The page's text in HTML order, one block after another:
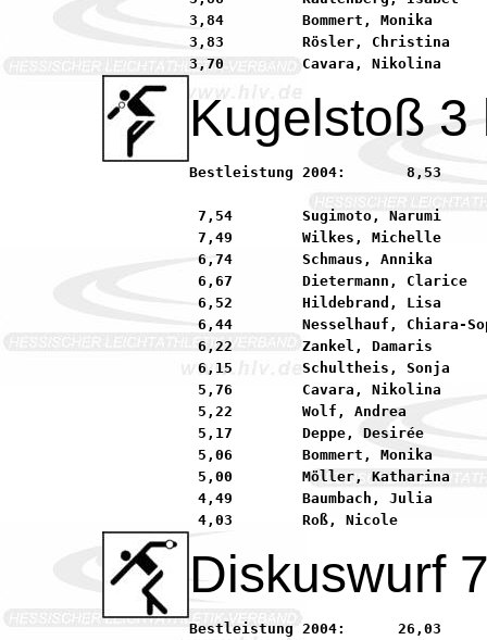
3,84         Bommert, Monika
3,83         Rösler, Christina
Kugelstoß 3
Bestleistung 2004:	 8,53        Harder, Mareike         92 LG Neu-Isenburg/Heusen
7,54        Sugimoto, Narumi
7,49        Wilkes, Michelle
6,74        Schmaus, Annika
6,67        Dietermann, Clarice
6,52        Hildebrand, Lisa
6,44        Nesselhauf, Chiara-
6,22        Zankel, Damaris
6,15        Schultheis, Sonja
5,76        Cavara, Nikolina
5,22        Wolf, Andrea
5,17        Deppe, Desirée
5,06        Bommert, Monika
5,00        Möller, Katharina
4,49        Baumbach, Julia
Diskuswurf
Bestleistung 2004:	26,03        Menzel, Milena          92 SKG Sprendlingen